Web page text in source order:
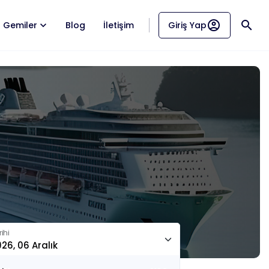
Gemiler Blog İletişim Giriş Yapaccount_circle search